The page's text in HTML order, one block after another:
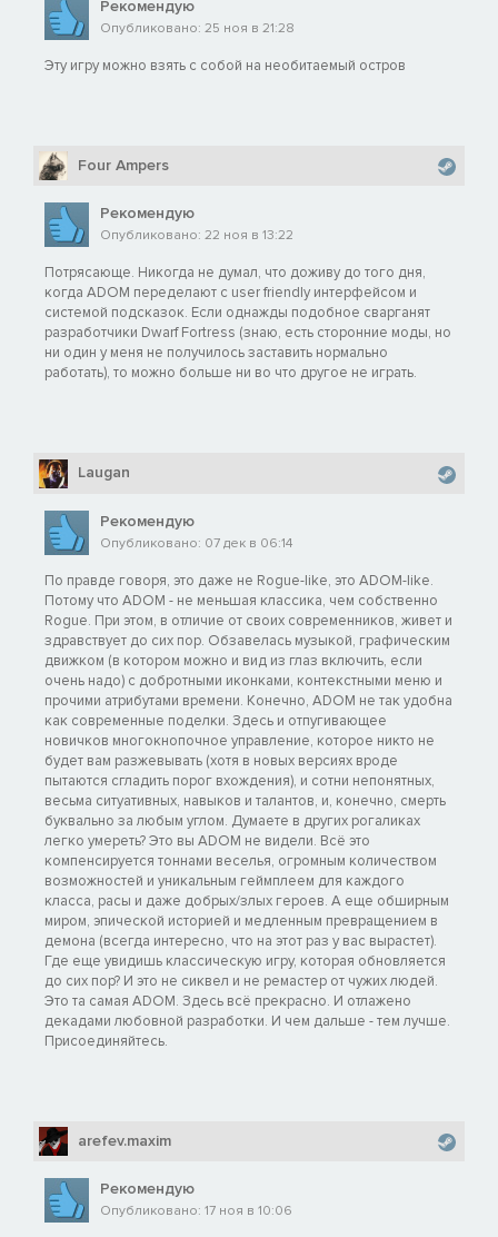
Рекомендую
Опубликовано: 25 ноя в 21:28
Эту игру можно взять с собой на необитаемый остров
Four Ampers
Рекомендую
Опубликовано: 22 ноя в 13:22
Потрясающе. Никогда не думал, что доживу до того дня,
когда ADOM переделают с user friendly интерфейсом и
системой подсказок. Если однажды подобное сварганят
разработчики Dwarf Fortress (знаю, есть сторонние моды, но
ни один у меня не получилось заставить нормально
работать), то можно больше ни во что другое не играть.
Laugan
Рекомендую
Опубликовано: 07 дек в 06:14
По правде говоря, это даже не Rogue-like, это ADOM-like.
Потому что ADOM - не меньшая классика, чем собственно
Rogue. При этом, в отличие от своих современников, живет и
здравствует до сих пор. Обзавелась музыкой, графическим
движком (в котором можно и вид из глаз включить, если
очень надо) с добротными иконками, контекстными меню и
прочими атрибутами времени. Конечно, ADOM не так удобна
как современные поделки. Здесь и отпугивающее
новичков многокнопочное управление, которое никто не
будет вам разжевывать (хотя в новых версиях вроде
пытаются сгладить порог вхождения), и сотни непонятных,
весьма ситуативных, навыков и талантов, и, конечно, смерть
буквально за любым углом. Думаете в других рогаликах
легко умереть? Это вы ADOM не видели. Всё это
компенсируется тоннами веселья, огромным количеством
возможностей и уникальным геймплеем для каждого
класса, расы и даже добрых/злых героев. А еще обширным
миром, эпической историей и медленным превращением в
демона (всегда интересно, что на этот раз у вас вырастет).
Где еще увидишь классическую игру, которая обновляется
до сих пор? И это не сиквел и не ремастер от чужих людей.
Это та самая ADOM. Здесь всё прекрасно. И отлажено
декадами любовной разработки. И чем дальше - тем лучше.
Присоединяйтесь.
arefev.maxim
Рекомендую
Опубликовано: 17 ноя в 10:06